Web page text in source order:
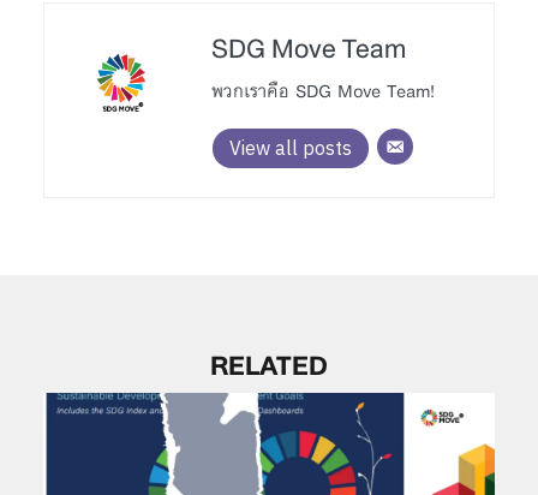
SDG Move Team
พวกเราคือ SDG Move Team!
View all posts
RELATED